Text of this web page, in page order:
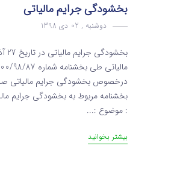
بخشودگی جرایم مالیاتی
دوشنبه , 02 دی 1398
درخصوص بخشودگی جرایم مالیاتی
بخشنامه مربوط به بخشودگی جرایم
: موضوع :...
بیشتر بخوانید